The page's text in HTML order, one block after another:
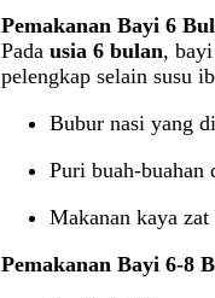
Pemakanan Bayi 6
Padausia 6 bulan,
pelengkap selain susu
Bubur nasi yang
Puri buah-buahan
Makanan kaya
Pemakanan Bayi 6-8